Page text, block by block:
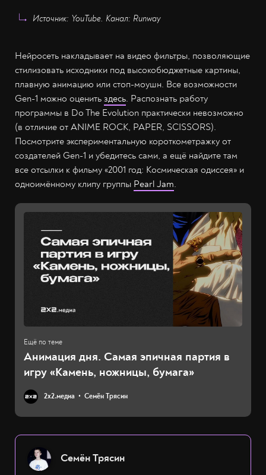
Источник: YouTube. Канал: Runway
Нейросеть накладывает на видео фильтры, позволяющие
стилизовать исходники под высокобюджетные картины,
плавную анимацию или стоп-моушн. Все возможности
Gen-1 можно оценить здесь. Распознать работу
программы в Do The Evolution практически невозможно
(в отличие от ANIME ROCK, PAPER, SCISSORS).
Посмотрите экспериментальную короткометражку от
создателей Gen-1 и убедитесь сами, а ещё найдите там
все отсылки к фильму «2001 год: Космическая одиссея» и
одноимённому клипу группы Pearl Jam.
Анимация дня. Самая эпичная партия в
игру «Камень, ножницы, бумага»
2х2.медиа Семён Трясин
Семён Трясин